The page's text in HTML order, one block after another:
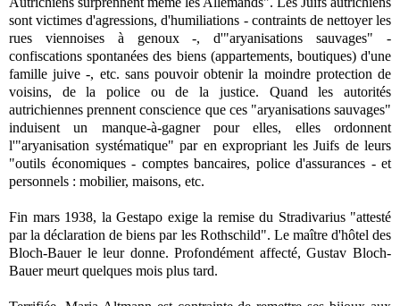
sont victimes d'agressions, d'humiliations - contraints de nettoyer les
rues viennoises à genoux -, d'"aryanisations sauvages" -
confiscations spontanées des biens (appartements, boutiques) d'une
famille juive -, etc. sans pouvoir obtenir la moindre protection de
voisins, de la police ou de la justice. Quand les autorités
autrichiennes prennent conscience que ces "aryanisations sauvages"
induisent un manque-à-gagner pour elles, elles ordonnent
l'"aryanisation systématique" par en expropriant les Juifs de leurs
"outils économiques - comptes bancaires, police d'assurances - et
personnels : mobilier, maisons, etc.
Fin mars 1938, la Gestapo exige la remise du Stradivarius "attesté
par la déclaration de biens par les Rothschild". Le maître d'hôtel des
Bloch-Bauer le leur donne. Profondément affecté, Gustav Bloch-
Bauer meurt quelques mois plus tard.